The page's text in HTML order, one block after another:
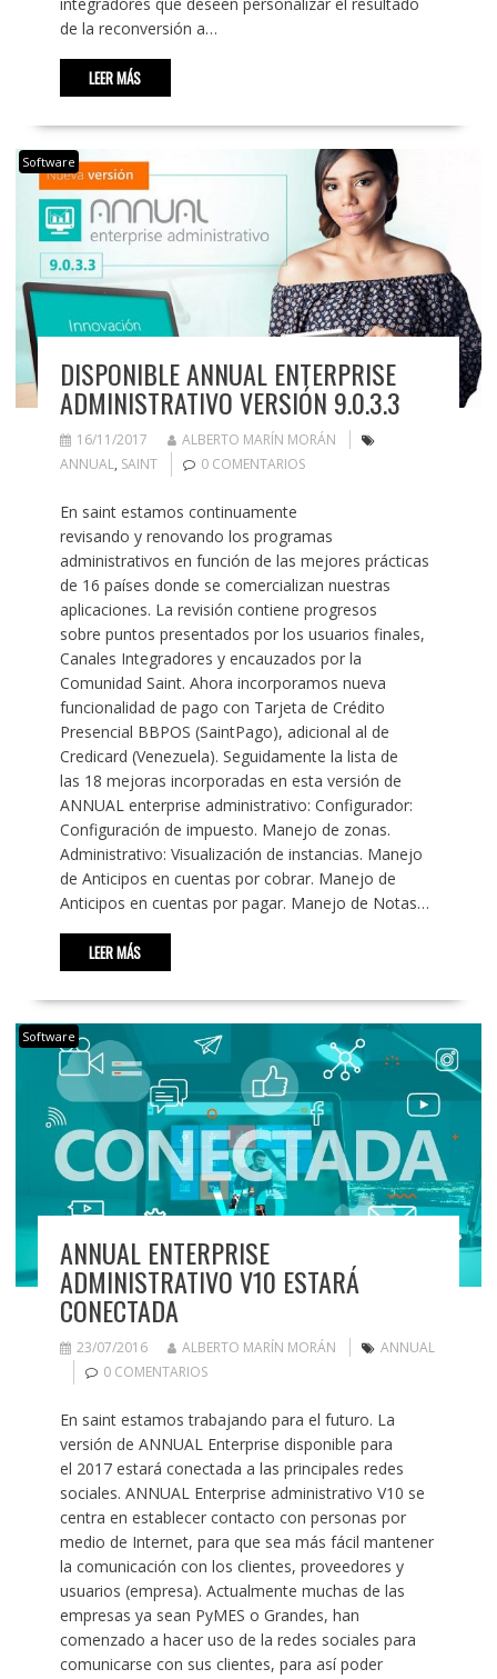
de la reconversión a…
LEER MÁS
Software
DISPONIBLE ANNUAL ENTERPRISE
ADMINISTRATIVO VERSIÓN 9.0.3.3
16/11/2017
ALBERTO MARÍN MORÁN
ANNUAL, SAINT 0 COMENTARIOS
En saint estamos continuamente
revisando y renovando los programas
administrativos en función de las mejores prácticas
de 16 países donde se comercializan nuestras
aplicaciones. La revisión contiene progresos
sobre puntos presentados por los usuarios finales,
Canales Integradores y encauzados por la
Comunidad Saint. Ahora incorporamos nueva
funcionalidad de pago con Tarjeta de Crédito
Presencial BBPOS (SaintPago), adicional al de
Credicard (Venezuela). Seguidamente la lista de
las 18 mejoras incorporadas en esta versión de
ANNUAL enterprise administrativo: Configurador:
Configuración de impuesto. Manejo de zonas.
Administrativo: Visualización de instancias. Manejo
de Anticipos en cuentas por cobrar. Manejo de
Anticipos en cuentas por pagar. Manejo de Notas…
LEER MÁS
Software
ANNUAL ENTERPRISE
ADMINISTRATIVO V10 ESTARÁ
CONECTADA
23/07/2016 ALBERTO MARÍN MORÁN
ANNUAL
0 COMENTARIOS
En saint estamos trabajando para el futuro. La
versión de ANNUAL Enterprise disponible para
el 2017 estará conectada a las principales redes
sociales. ANNUAL Enterprise administrativo V10 se
centra en establecer contacto con personas por
medio de Internet, para que sea más fácil mantener
la comunicación con los clientes, proveedores y
usuarios (empresa). Actualmente muchas de las
empresas ya sean PyMES o Grandes, han
comenzado a hacer uso de la redes sociales para
comunicarse con sus clientes, para así poder